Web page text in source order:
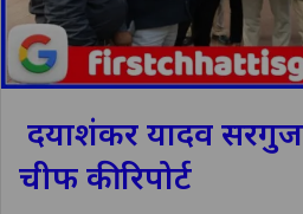
दयाशंकर यादव
चीफ की रिपोर्ट